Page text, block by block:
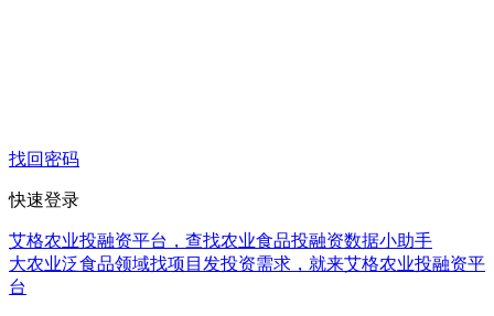
找回密码
快速登录
艾格农业投融资平台，查找农业食品投融资数据小助手
大农业泛食品领域找项目发投资需求，就来艾格农业投融资平
台